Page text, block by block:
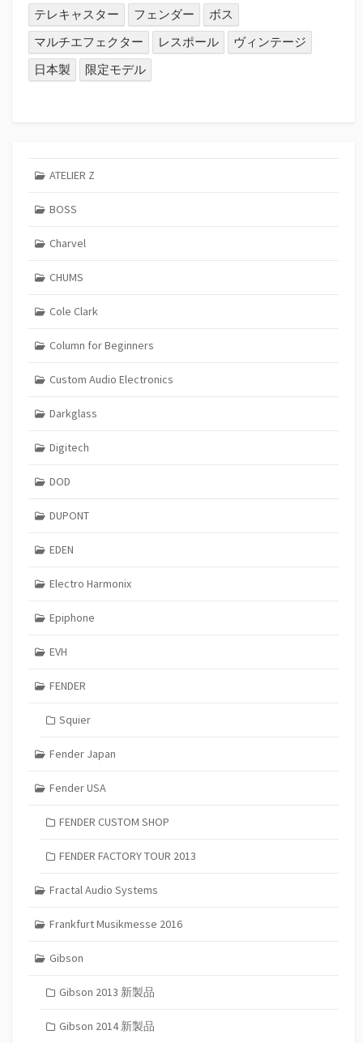
テレキャスター
フェンダー
ボス
マルチエフェクター
レスポール
ヴィンテージ
日本製
限定モデル
ATELIER Z
BOSS
Charvel
CHUMS
Cole Clark
Column for Beginners
Custom Audio Electronics
Darkglass
Digitech
DOD
DUPONT
EDEN
Electro Harmonix
Epiphone
EVH
FENDER
Squier
Fender Japan
Fender USA
FENDER CUSTOM SHOP
FENDER FACTORY TOUR 2013
Fractal Audio Systems
Frankfurt Musikmesse 2016
Gibson
Gibson 2013 新製品
Gibson 2014 新製品